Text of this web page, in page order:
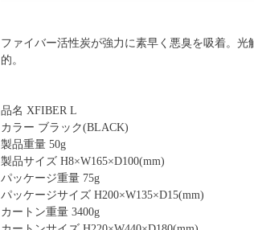
ファイバー活性炭が強力に素早く悪臭を吸着。
的。
品名 XFIBER L
カラー ブラック(BLACK)
製品重量 50g
製品サイズ H8×W165×D100(mm)
パッケージ重量 75g
パッケージサイズ H200×W135×D15(mm)
カートン重量 3400g